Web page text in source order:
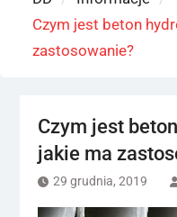
Czym jest beton
zastosowanie?
Czym jest
jakie ma
29 grudnia, 2019